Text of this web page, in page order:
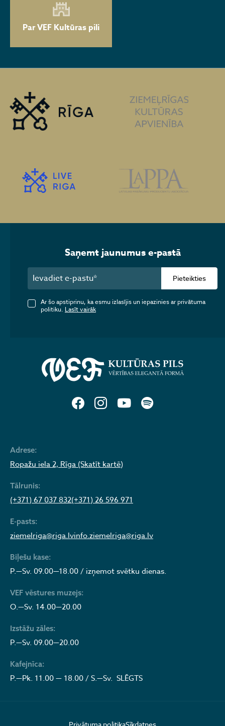
Par VEF Kultūras pili
Adrese:
Ropažu iela 2, Rīga (Skatīt kartē)
Tālrunis:
(+371) 67 037 832(+371) 26 596 971
E-pasts:
ziemelriga@riga.lvinfo.ziemelriga@riga.lv
Biļešu kase:
P.—Sv. 09.00—18.00 / izņemot svētku dienas.
VEF vēstures muzejs:
O.—Sv. 14.00—20.00
Izstāžu zāles:
P.—Sv. 09.00—20.00
Kafejnīca:
P.—Pk. 11.00 — 18.00 / S.—Sv. SLĒGTS
Saņemt jaunumus e-pastā
Pieteikties
Ar šo apstiprinu, ka esmu izlasījis un iepazinies ar privātuma
politiku. Lasīt vairāk